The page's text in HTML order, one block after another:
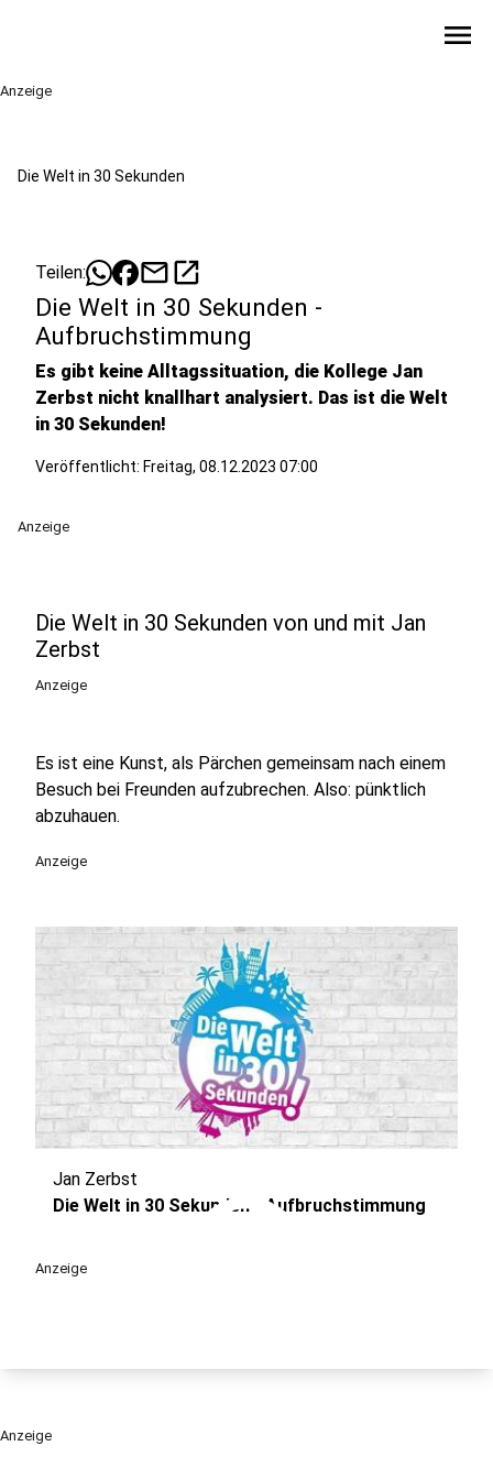
menu
Anzeige
Die Welt in 30 Sekunden
Teilen: mailopen_in_new
Die Welt in 30 Sekunden -
Aufbruchstimmung
Es gibt keine Alltagssituation, die Kollege Jan
Zerbst nicht knallhart analysiert. Das ist die Welt
in 30 Sekunden!
Veröffentlicht: Freitag, 08.12.2023 07:00
Anzeige
Die Welt in 30 Sekunden von und mit Jan
Zerbst
Anzeige
Es ist eine Kunst, als Pärchen gemeinsam nach einem
Besuch bei Freunden aufzubrechen. Also: pünktlich
abzuhauen.
Anzeige
play_circle
Jan Zerbst
Die Welt in 30 Sekunden - Aufbruchstimmung
Anzeige
Anzeige